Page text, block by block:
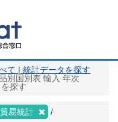
て | 統計データを探す
別国別表 輸入 年次
探す
易統計